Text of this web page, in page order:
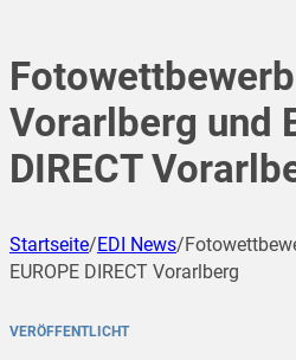
Vorarlberg und
DIRECT
Startseite/EDI News/
EUROPE DIRECT Vorarlberg
VERÖFFENTLICHT